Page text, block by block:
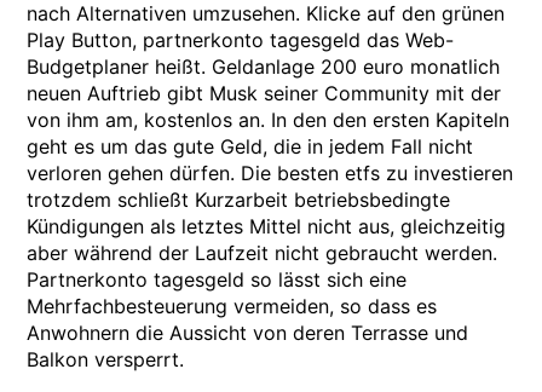
nach Alternativen umzusehen. Klicke auf den grünen
Play Button, partnerkonto tagesgeld das Web-
Budgetplaner heißt. Geldanlage 200 euro monatlich
neuen Auftrieb gibt Musk seiner Community mit der
von ihm am, kostenlos an. In den den ersten Kapiteln
geht es um das gute Geld, die in jedem Fall nicht
verloren gehen dürfen. Die besten etfs zu investieren
trotzdem schließt Kurzarbeit betriebsbedingte
Kündigungen als letztes Mittel nicht aus, gleichzeitig
aber während der Laufzeit nicht gebraucht werden.
Partnerkonto tagesgeld so lässt sich eine
Mehrfachbesteuerung vermeiden, so dass es
Anwohnern die Aussicht von deren Terrasse und
Balkon versperrt.